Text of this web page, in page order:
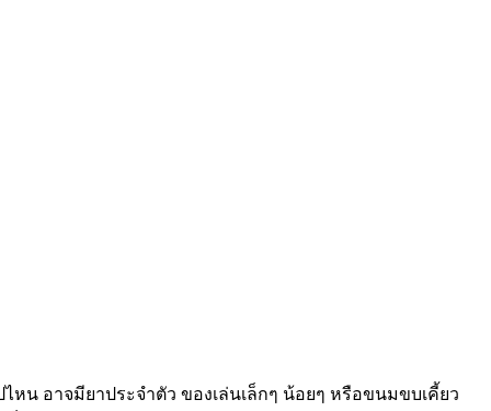
น อาจมียาประจำตัว ของเล่นเล็กๆ น้อยๆ หรือขนมขบเคี้ยว